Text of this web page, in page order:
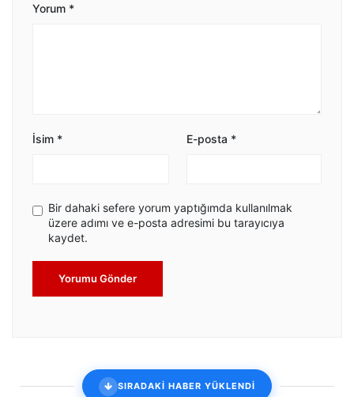
Yorum *
İsim * E-posta *
Bir dahaki sefere yorum yaptığımda kullanılmak
üzere adımı ve e-posta adresimi bu tarayıcıya
kaydet.
Yorumu Gönder
SIRADAKİ HABER YÜKLENDİ